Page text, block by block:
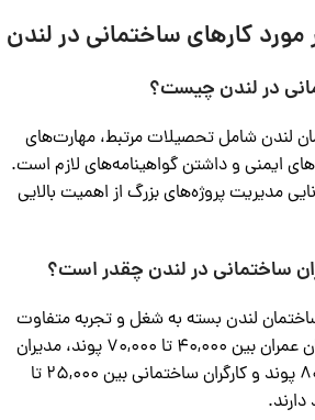
کارهای ساختمانی در لندن
لندن شامل تحصیلات مرتبط، مهارت‌های
ایمنی و داشتن گواهینامه‌های لازم است.
مدیریت پروژه‌های بزرگ از اهمیت بالایی
لندن بسته به شغل و تجربه متفاوت
است. به طور کلی، مهندسان عمران بین 40,000 تا 70,000 پوند، مدیران
پروژه بین 45,000 تا 80,000 پوند و کارگران ساختمانی بین 25,000 تا